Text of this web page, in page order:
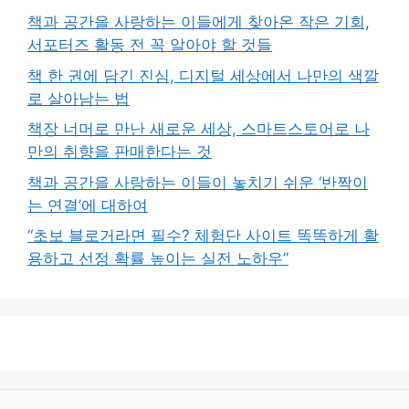
책과 공간을 사랑하는 이들에게 찾아온 작은 기회,
서포터즈 활동 전 꼭 알아야 할 것들
책 한 권에 담긴 진심, 디지털 세상에서 나만의 색깔
로 살아남는 법
책장 너머로 만난 새로운 세상, 스마트스토어로 나
만의 취향을 판매한다는 것
책과 공간을 사랑하는 이들이 놓치기 쉬운 ‘반짝이
는 연결’에 대하여
“초보 블로거라면 필수? 체험단 사이트 똑똑하게 활
용하고 선정 확률 높이는 실전 노하우”